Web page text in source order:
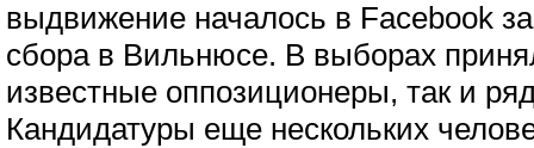
выдвижение началось в Facebook
сбора в Вильнюсе. В выборах
известные оппозиционеры, так и
Кандидатуры еще нескольких